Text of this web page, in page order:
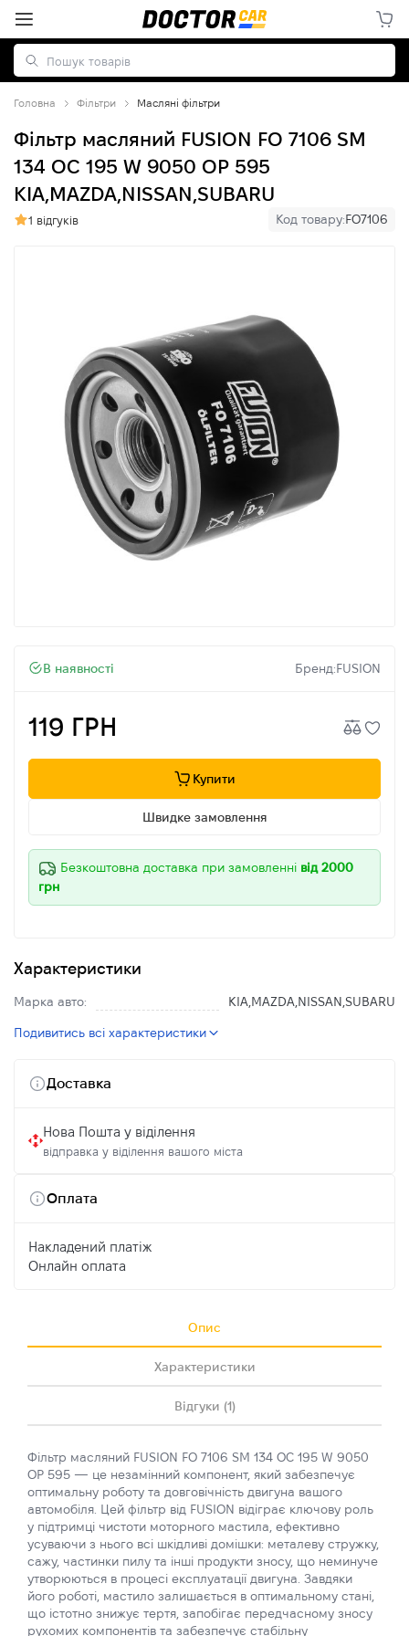
Головна Фільтри Масляні фільтри
Фільтр масляний FUSION FO 7106 SM
134 OC 195 W 9050 OP 595
KIA,MAZDA,NISSAN,SUBARU
1 відгуків Код товару:FO7106
В наявності Бренд:FUSION
119 ГРН
Купити
Швидке замовлення
Безкоштовна доставка при замовленні від 2000
грн
Характеристики
Марка авто: KIA,MAZDA,NISSAN,SUBARU
Подивитись всі характеристики
Доставка
Нова Пошта у віділення
відправка у віділення вашого міста
Оплата
Накладений платіж
Онлайн оплата
Опис
Характеристики
Відгуки (1)
Фільтр масляний FUSION FO 7106 SM 134 OC 195 W 9050
OP 595 — це незамінний компонент, який забезпечує
оптимальну роботу та довговічність двигуна вашого
автомобіля. Цей фільтр від FUSION відіграє ключову роль
у підтримці чистоти моторного мастила, ефективно
усуваючи з нього всі шкідливі домішки: металеву стружку,
сажу, частинки пилу та інші продукти зносу, що неминуче
утворюються в процесі експлуатації двигуна. Завдяки
його роботі, мастило залишається в оптимальному стані,
що істотно знижує тертя, запобігає передчасному зносу
рухомих компонентів та забезпечує стабільну